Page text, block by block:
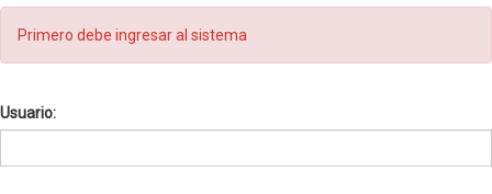
Primero debe ingresar al sistema
Usuario: